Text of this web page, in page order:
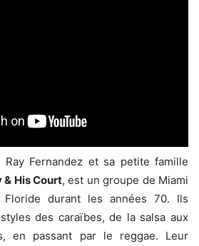
Ray Fernandez et sa petite famille
& His Court, est un groupe de Miami
durant les années 70. Ils
des caraïbes, de la salsa aux
en passant par le reggae. Leur